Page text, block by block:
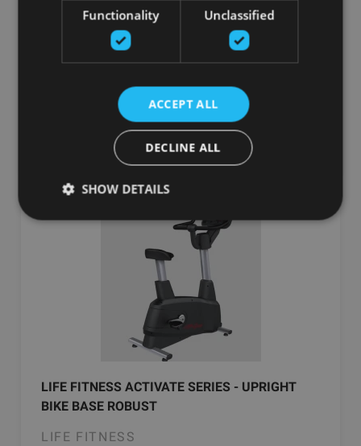
ASSAULT PRO BIKE VELOTRENAŽIERIS
ASSAULT FITNESS
1449.75€
LIFE FITNESS ACTIVATE SERIES - UPRIGHT
BIKE BASE ROBUST
LIFE FITNESS
Functionality Unclassified
ACCEPT ALL
DECLINE ALL
SHOW DETAILS